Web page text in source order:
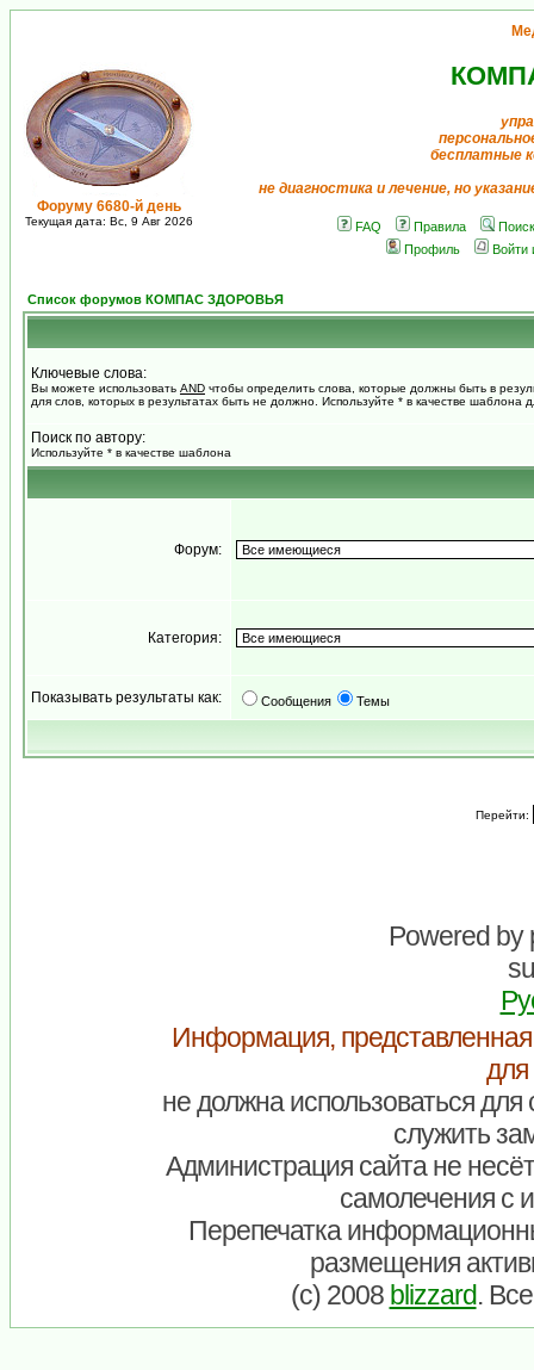
Форуму 6680-й день
Текущая дата: Вс, 9 Авг 2026
бесплатные
не диагностика и лечение, но
FAQ Правила
Поиск
Профиль
Войти
Список форумов КОМПАС ЗДОРОВЬЯ
Ключевые слова:
Вы можете использовать AND чтобы определить слова, которые должны быть в
для слов, которых в результатах быть не должно. Используйте * в качестве шаблона
Поиск по автору:
Используйте * в качестве шаблона
Форум:
Категория:
Показывать результаты как: Сообщения Темы
Перейти:
Powered by
Информация,
для
не должна использоваться
служить
Администрация сайта не
самолечения с
Перепечатка
размещения
(c) 2008 blizzard.